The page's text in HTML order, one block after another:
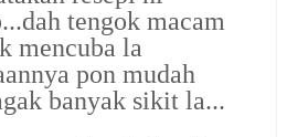
tengok macam
mencuba la
pon mudah
banyak sikit la...